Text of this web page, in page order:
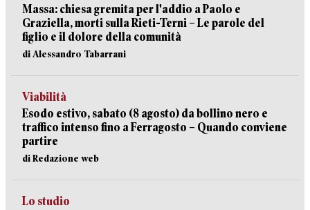
Massa: chiesa gremita per l'addio a Paolo e
Graziella, morti sulla Rieti-Terni – Le parole del
figlio e il dolore della comunità
di Alessandro Tabarrani
Viabilità
Esodo estivo, sabato (8 agosto) da bollino nero e
traffico intenso fino a Ferragosto – Quando conviene
partire
di Redazione web
Lo studio